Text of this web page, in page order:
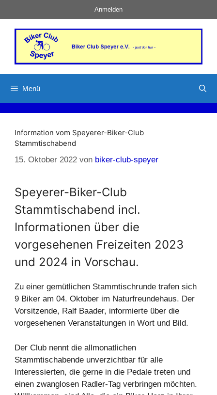
Inhalt
springen
Anmelden
Menü
Information vom Speyerer-Biker-Club
Stammtischabend
15. Oktober 2022 von biker-club-speyer
Speyerer-Biker-Club
Stammtischabend incl.
Informationen über die
vorgesehenen Freizeiten 2023
und 2024 in Vorschau.
Zu einer gemütlichen Stammtischrunde trafen sich
9 Biker am 04. Oktober im Naturfreundehaus. Der
Vorsitzende, Ralf Baader, informierte über die
vorgesehenen Veranstaltungen in Wort und Bild.
Der Club nennt die allmonatlichen
Stammtischabende unverzichtbar für alle
Interessierten, die gerne in die Pedale treten und
einen zwanglosen Radler-Tag verbringen möchten.